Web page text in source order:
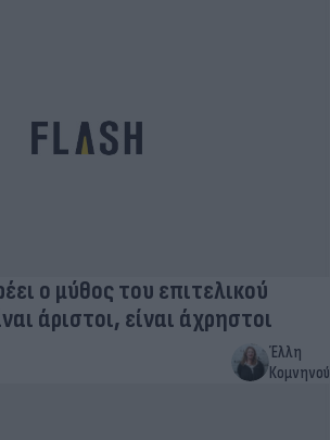
ο μύθος του επιτελικού
άριστοι, είναι άχρηστοι
Έλλη
Κομνηνού